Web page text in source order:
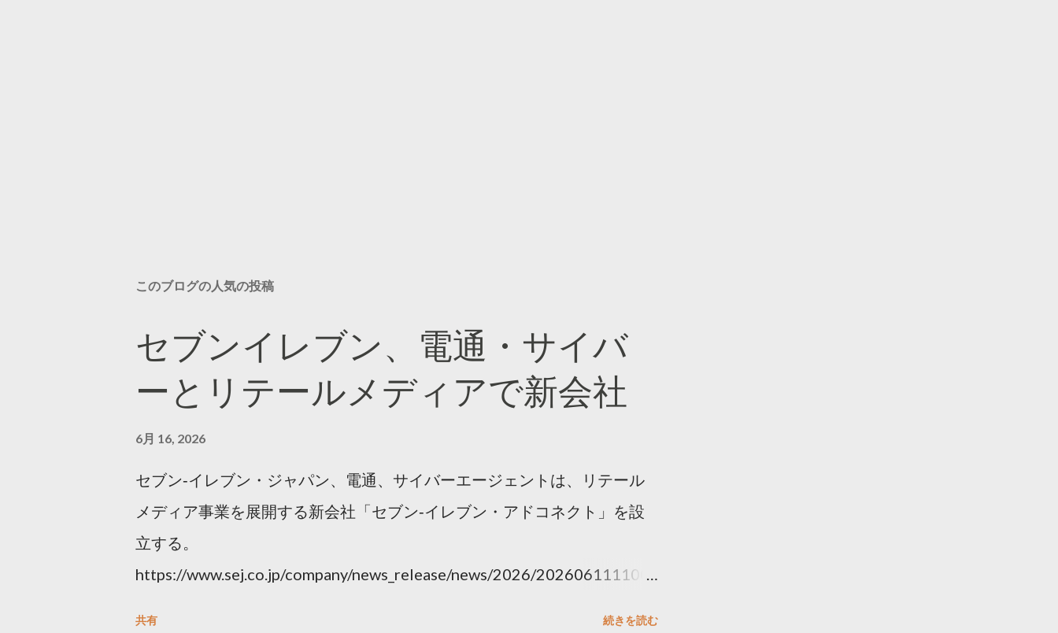
このブログの人気の投稿
セブンイレブン、電通・サイバ
ーとリテールメディアで新会社
6月 16, 2026
セブン‐イレブン・ジャパン、電通、サイバーエージェントは、リテール
メディア事業を展開する新会社「セブン‐イレブン・アドコネクト」を設
立する。
https://www.sej.co.jp/company/news_release/news/2026/202606111100.
共有 続きを読む